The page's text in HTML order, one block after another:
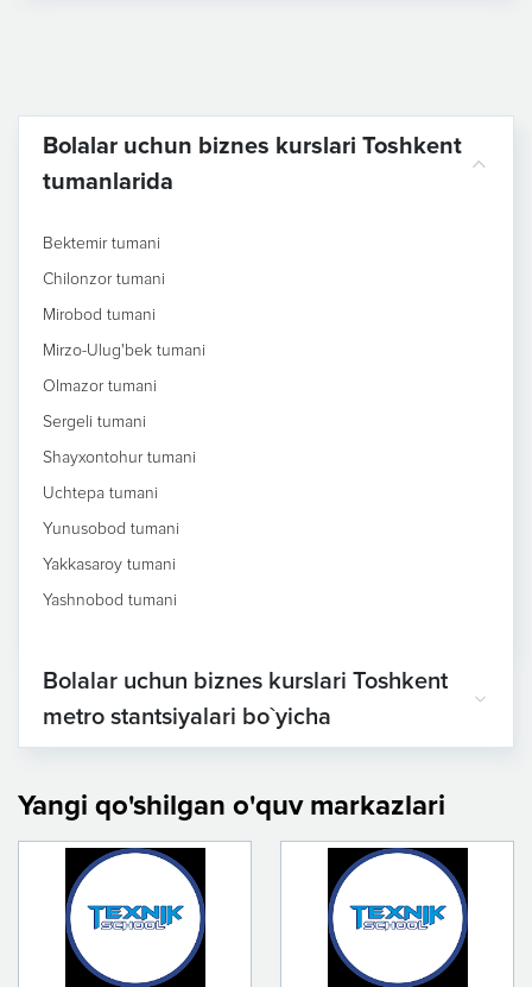
Bolalar uchun biznes kurslari Toshkent
tumanlarida
Bektemir tumani
Chilonzor tumani
Mirobod tumani
Mirzo-Ulug'bek tumani
Olmazor tumani
Sergeli tumani
Shayxontohur tumani
Uchtepa tumani
Yunusobod tumani
Yakkasaroy tumani
Yashnobod tumani
Bolalar uchun biznes kurslari Toshkent
metro stantsiyalari bo`yicha
Yangi qo'shilgan o'quv markazlari